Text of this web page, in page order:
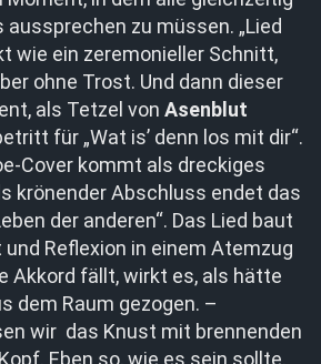
aussprechen zu müssen. „Lied
wie ein zeremonieller Schnitt,
ohne Trost. Und dann dieser
als Tetzel von Asenblut
für „Wat is’ denn los mit dir“.
Cover kommt als dreckiges
krönender Abschluss endet das
der anderen“. Das Lied baut
Reflexion in einem Atemzug
Akkord fällt, wirkt es, als hätte
dem Raum gezogen. –
wir das Knust mit brennenden
Eben so, wie es sein sollte.